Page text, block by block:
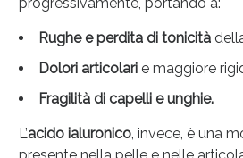
progressivamente, portando a:
Rughe e perdita di tonicità
Dolori articolarie maggiore
Fragilità di capelli e unghie.
L’acido ialuronico, invece, è una